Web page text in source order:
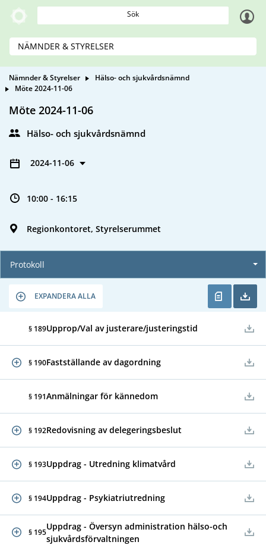
Sök
NÄMNDER & STYRELSER
Nämnder & Styrelser
Hälso- och sjukvårdsnämnd
Möte 2024-11-06
Möte 2024-11-06
Hälso- och sjukvårdsnämnd
2024-11-06
10:00 - 16:15
Regionkontoret, Styrelserummet
Protokoll
EXPANDERA ALLA
§ 189Upprop/Val av justerare/justeringstid
§ 190Fastställande av dagordning
§ 191Anmälningar för kännedom
§ 192Redovisning av delegeringsbeslut
§ 193Uppdrag - Utredning klimatvård
§ 194Uppdrag - Psykiatriutredning
§ 195
Uppdrag - Översyn administration hälso-och
sjukvårdsförvaltningen